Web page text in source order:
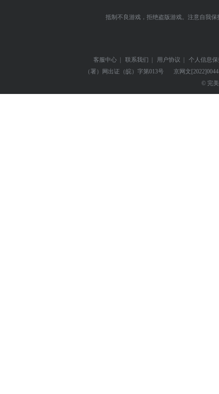
抵制不良游戏，拒绝盗版游戏。注意自我
客服中心 | 联系我们 | 用户协议 |
个人信息
（署）网出证（皖）字第013号
京网文
© 完美